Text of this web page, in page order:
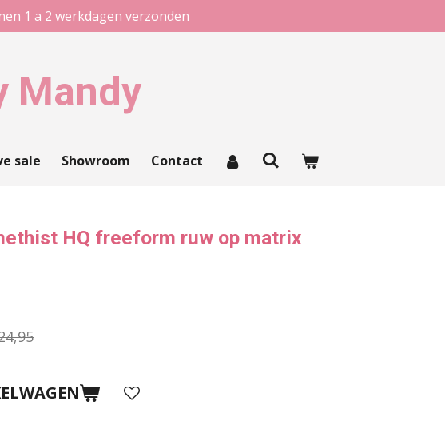
1 a 2 werkdagen verzonden
Mandy
sale Showroom Contact
HQ freeform ruw op matrix